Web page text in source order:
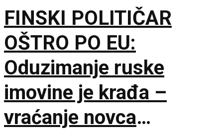
FINSKI POLITIČAR
OŠTRO PO EU:
Oduzimanje ruske
imovine je krađa –
vraćanje novca